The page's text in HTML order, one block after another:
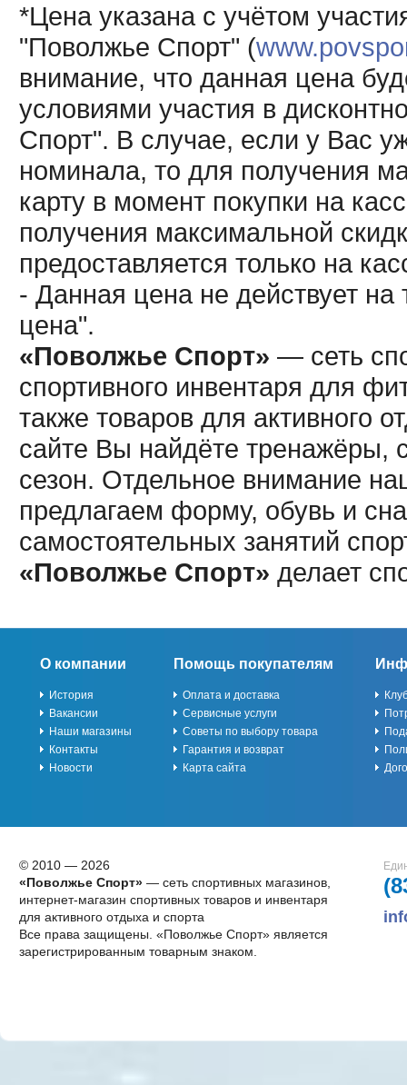
*Цена указана с учётом
"Поволжье Спорт" (
внимание, что данная цена
условиями участия в
Спорт". В случае, если у Вас
номинала, то для получения
карту в момент покупки на
получения максимальной
предоставляется только на
- Данная цена не действует
цена".
«Поволжье Спорт» — сеть
спортивного инвентаря для
также товаров для активного
сайте Вы найдёте тренажёры,
сезон. Отдельное внимание
предлагаем форму, обувь и
самостоятельных занятий
«Поволжье Спорт» делает
О компании
История
Вакансии
Наши магазины
Контакты
Новости
Помощь покупателям
Оплата и доставка
Сервисные услуги
Советы по выбору товара
Гарантия и возврат
Карта сайта
© 2010 — 2026
«Поволжье Спорт»— сеть спортивных магазинов,
интернет-магазин спортивных товаров и инвентаря
для активного отдыха и спорта
Все права защищены. «Поволжье Спорт» является
зарегистрированным товарным знаком.